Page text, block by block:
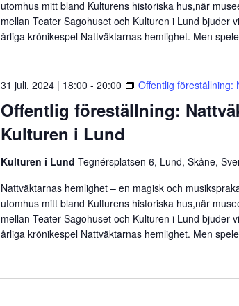
utomhus mitt bland Kulturens historiska hus,när
mellan Teater Sagohuset och Kulturen i Lund bjuder
årliga krönikespel Nattväktarnas hemlighet. Men
Offentlig föreställning:
Kulturen i Lund
31 juli, 2024 | 18:00 - 20:00 Offentlig föreställning:
Kulturen i Lund Tegnérsplatsen 6, Lund, Skåne,
Nattväktarnas hemlighet – en magisk och
utomhus mitt bland Kulturens historiska hus,när
mellan Teater Sagohuset och Kulturen i Lund bjuder
årliga krönikespel Nattväktarnas hemlighet. Men